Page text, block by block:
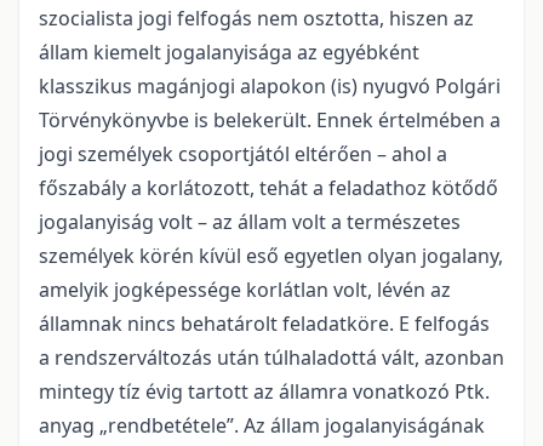
szocialista jogi felfogás nem osztotta, hiszen az
állam kiemelt jogalanyisága az egyébként
klasszikus magánjogi alapokon (is) nyugvó Polgári
Törvénykönyvbe is belekerült. Ennek értelmében a
jogi személyek csoportjától eltérően – ahol a
főszabály a korlátozott, tehát a feladathoz kötődő
jogalanyiság volt – az állam volt a természetes
személyek körén kívül eső egyetlen olyan jogalany,
amelyik jogképessége korlátlan volt, lévén az
államnak nincs behatárolt feladatköre. E felfogás
a rendszerváltozás után túlhaladottá vált, azonban
mintegy tíz évig tartott az államra vonatkozó Ptk.
anyag „rendbetétele”. Az állam jogalanyiságának